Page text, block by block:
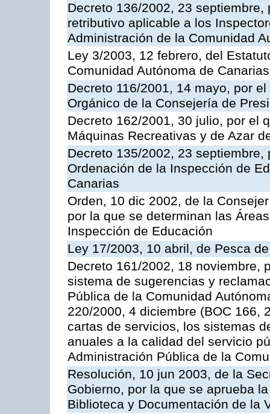
Decreto 136/2002, 23
retributivo aplicable a los
Administración de la Comunidad
Ley 3/2003, 12 febrero, del
Comunidad Autónoma de Canarias
Decreto 116/2001, 14 mayo, por
Orgánico de la Consejería de
Decreto 162/2001, 30 julio, por el
Máquinas Recreativas y de Azar
Decreto 135/2002, 23
Ordenación de la Inspección de
Canarias
Orden, 10 dic 2002, de la
por la que se determinan las
Inspección de Educación
Ley 17/2003, 10 abril, de Pesca
Decreto 161/2002, 18 noviembre,
sistema de sugerencias y
Pública de la Comunidad
220/2000, 4 diciembre (BOC 166,
cartas de servicios, los sistemas
anuales a la calidad del servicio
Administración Pública de la
Resolución, 10 jun 2003, de la
Gobierno, por la que se aprueba
Biblioteca y Documentación de la